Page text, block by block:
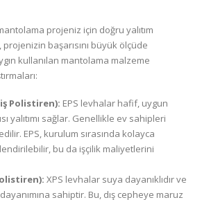
projeniz için doğru yalıtım
başarısını büyük ölçüde
kullanılan mantolama malzeme
Polistiren): EPS levhalar hafif, uygun
yalıtımı sağlar. Genellikle ev sahipleri
EPS, kurulum sırasında kolayca
bu da işçilik maliyetlerini
XPS levhalar suya dayanıklıdır ve
sahiptir. Bu, dış cepheye maruz